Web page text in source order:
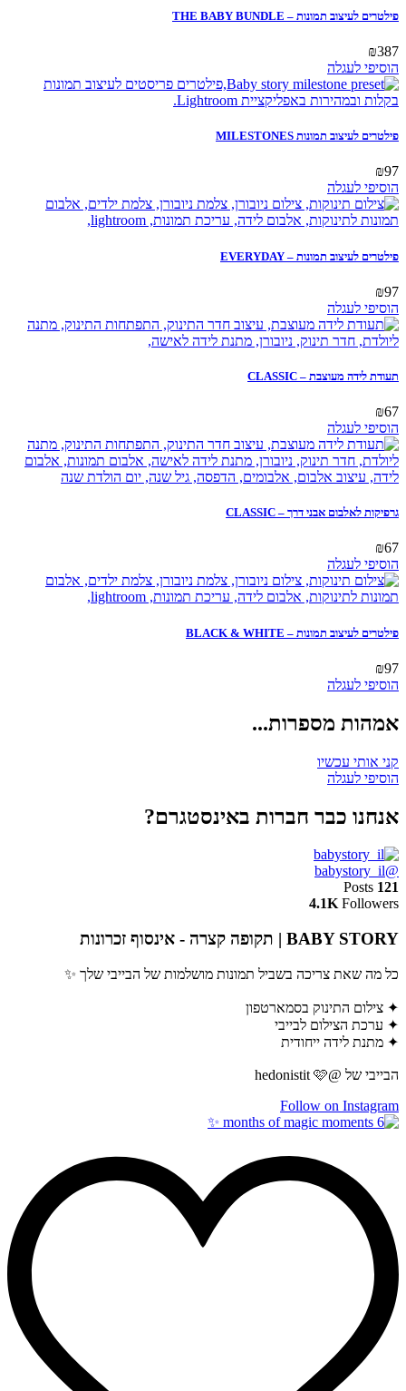
פילטרים לעיצוב תמונות – THE BABY BUNDLE
₪387
הוסיפי לעגלה
פילטרים לעיצוב תמונות MILESTONES
₪97
הוסיפי לעגלה
פילטרים לעיצוב תמונות – EVERYDAY
₪97
הוסיפי לעגלה
תעודת לידה מעוצבת – CLASSIC
₪67
הוסיפי לעגלה
גרפיקות לאלבום אבני דרך – CLASSIC
₪67
הוסיפי לעגלה
פילטרים לעיצוב תמונות – BLACK & WHITE
₪97
הוסיפי לעגלה
אמהות מספרות...
קני אותי עכשיו
הוסיפי לעגלה
אנחנו כבר חברות באינסטגרם?
@babystory_il
121
Posts
4.1KFollowers
BABY STORY | תקופה קצרה - אינסוף זכרונות
כל מה שאת צריכה בשביל תמונות מושלמות של הבייבי שלך ✨
✦ צילום התינוק בסמארטפון
✦ ערכת הצילום לבייבי
✦ מתנת לידה ייחודית
הבייבי של @hedonistit 🩷
Follow on Instagram